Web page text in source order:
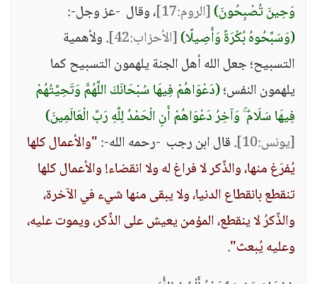
وَحِينَ تُصْبِحُونَ)[الروم:17]
، وقال -عز وجل-:
(وَسَبِّحُوهُ بُكْرَةً وَأَصِيلًا)[الأحزاب:42]
. ولأهمية
التسبيح؛ جعل الله أهل الجنة يلهمون التسبيح كما
يلهمون النفس؛(دَعْوَاهُمْ فِيهَا سُبْحَانَكَ اللَّهُمَّ وَتَحِيَّتُهُمْ
فِيهَا سَلَامٌ ۚ وَآخِرُ دَعْوَاهُمْ أَنِ الْحَمْدُ لِلَّهِ رَبِّ الْعَالَمِينَ)
[يونس:10]
. قال ابن رجب -رحمه الله-:"والأعمال كلها
يُفرَغ منها، والذِّكر لا فراغ له ولا انقضاء! والأعمال كلها
تنقطع بانقطاع الدنيا، ولا يبقى منها شيء في الآخرة،
والذِّكرُ لا ينقطع، المؤمن يعيش على الذِّكر، ويموت عليه،
وعليه يُبعث".